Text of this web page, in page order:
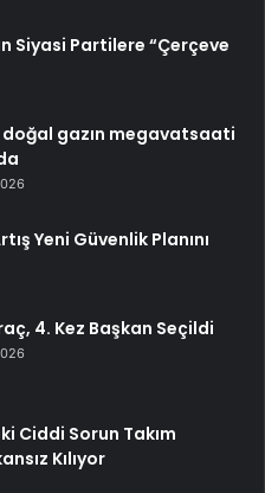
Siyasi Partilere “Çerçeve
doğal gazın megavatsaati
Yeni Güvenlik Planını
4. Kez Başkan Seçildi
Ciddi Sorun Takım
Kılıyor